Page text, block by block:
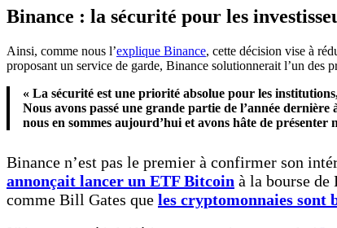
Binance : la sécurité pour les
Ainsi, comme nous l’explique Binance, cette décision vise à
proposant un service de garde, Binance solutionnerait l’un des
« La sécurité est une priorité absolue pour les
Nous avons passé une grande partie de l’année
nous en sommes aujourd’hui et avons hâte de
Binance n’est pas le premier à confirmer son
annonçait lancer un ETF Bitcoin à la bourse
comme Bill Gates que les cryptomonnaies sont